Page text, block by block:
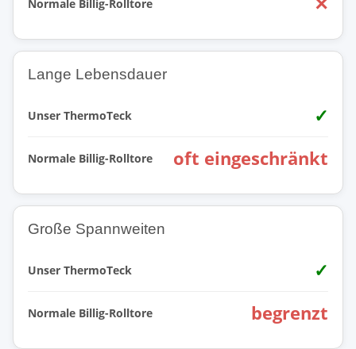
Normale Billig-Rolltore
Lange Lebensdauer
Unser ThermoTeck ✓
Normale Billig-Rolltore oft eingeschränkt
Große Spannweiten
Unser ThermoTeck ✓
Normale Billig-Rolltore begrenzt